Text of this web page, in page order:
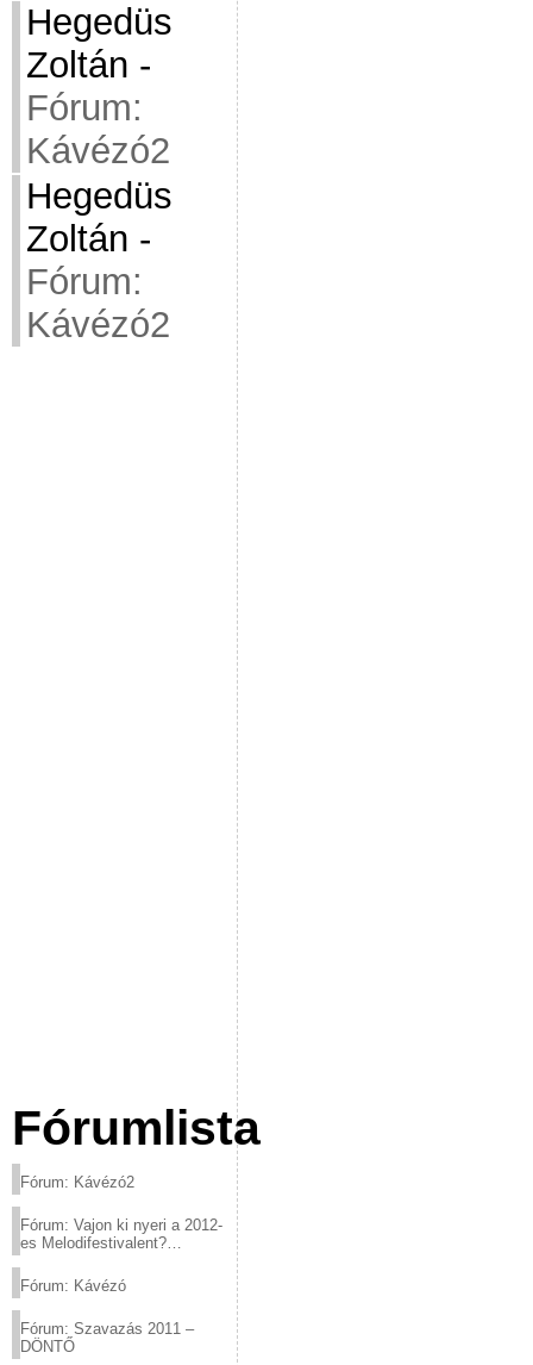
Hegedüs
Zoltán -
Fórum:
Kávézó2
Hegedüs
Zoltán -
Fórum:
Kávézó2
Fórumlista
Fórum: Kávézó2
Fórum: Vajon ki nyeri a 2012-
es Melodifestivalent?
Fórum: Kávézó
Fórum: Szavazás 2011 –
DÖNTŐ